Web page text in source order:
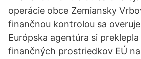
operácie obce Zemiansky
finančnou kontrolou sa overuje
Európska agentúra si
finančných prostriedkov EÚ na